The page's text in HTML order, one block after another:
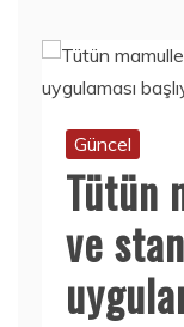
Güncel
Tütün
ve